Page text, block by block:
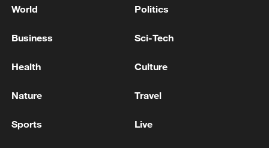
World Politics
Business Sci-Tech
Health Culture
Nature Travel
Sports Live